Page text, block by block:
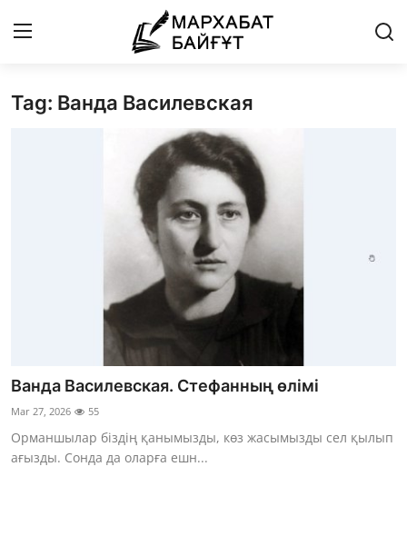
Басты бет
Мархабат Байғұт 80 жас
Бейнебаян
Фотосуреттер
Tag: Ванда Василевская
Ванда Василевская. Стефанның өлімі
Mar 27, 2026 55
Орманшылар біздің қанымызды, көз жасымызды сел қылып
ағызды. Сонда да оларға ешн...